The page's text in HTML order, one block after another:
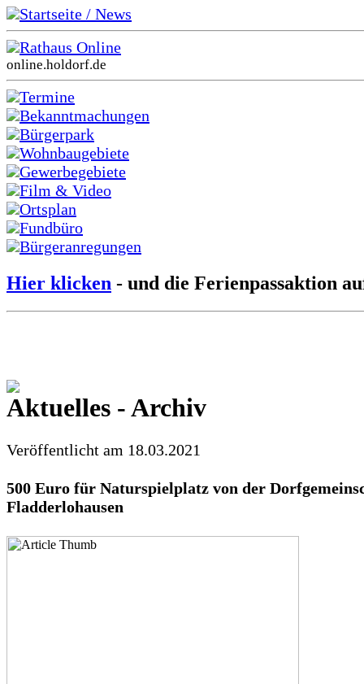
Startseite / News
Rathaus Online
online.holdorf.de
Termine
Bekanntmachungen
Bürgerpark
Wohnbaugebiete
Gewerbegebiete
Film & Video
Ortsplan
Fundbüro
Bürgeranregungen
Hier klicken - und die Ferienpassaktion
Aktuelles - Archiv
Veröffentlicht am 18.03.2021
500 Euro für Naturspielplatz von der
Fladderlohausen